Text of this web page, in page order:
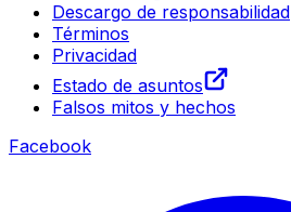
Descargo de responsabilidad
Términos
Privacidad
Estado de asuntos
Falsos mitos y hechos
Facebook